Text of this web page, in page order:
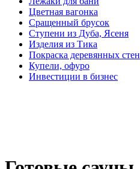
Цветная вагонка
Сращенный брусок
Ступени из Дуба, Ясеня
Изделия из Тика
Покраска деревянных стен
Купели, офуро
Инвестиции в бизнес